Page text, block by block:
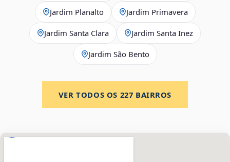
Jardim Planalto Jardim Primavera
Jardim Santa Clara Jardim Santa Inez
Jardim São Bento
VER TODOS OS 227 BAIRROS